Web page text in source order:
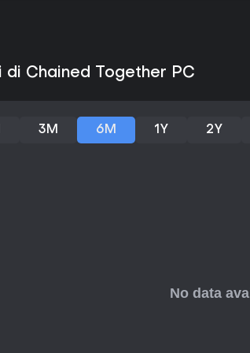
di Chained Together PC
3M 6M 1Y 2Y